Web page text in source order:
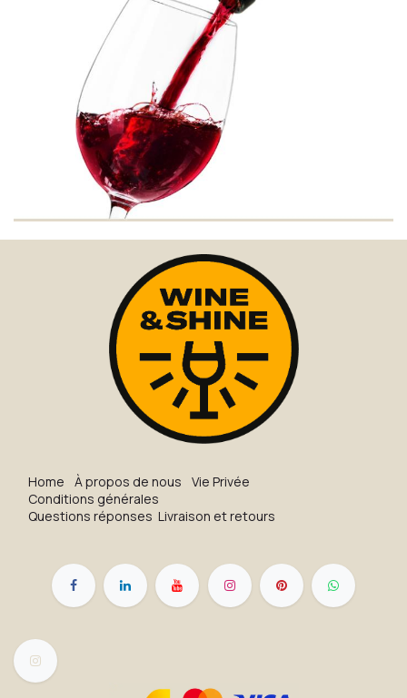
H​o​me À propos de nous
Vie Privée
Conditions générales
Questions réponses Livraison et retours